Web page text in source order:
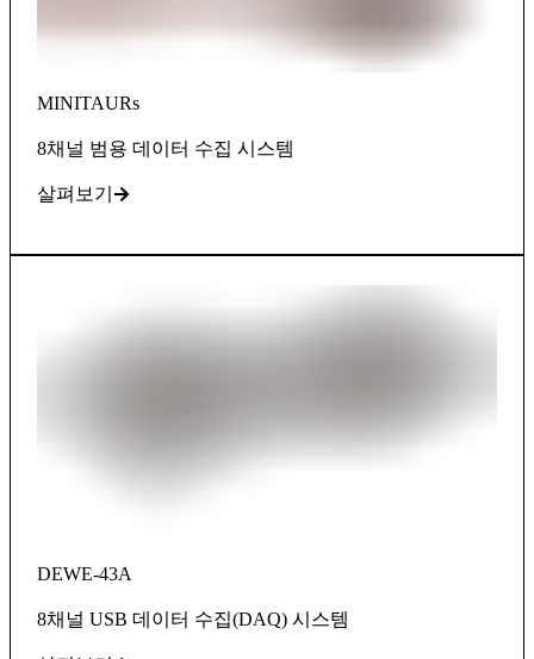
MINITAURs
8채널 범용 데이터 수집 시스템
살펴보기
DEWE-43A
8채널 USB 데이터 수집(DAQ) 시스템